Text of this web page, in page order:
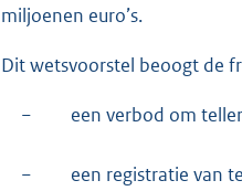
miljoenen euro’s.
Dit wetsvoorstel beoogt de
− een verbod om
− een registratie van